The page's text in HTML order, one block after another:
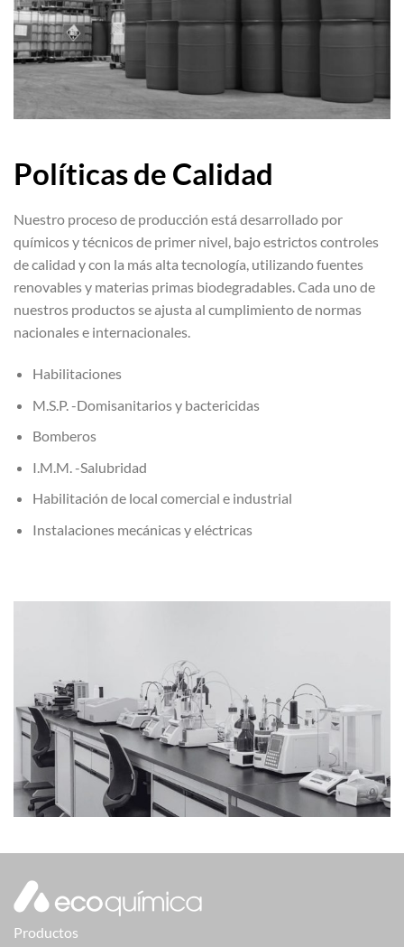
Políticas de Calidad
Nuestro proceso de producción está desarrollado por
químicos y técnicos de primer nivel, bajo estrictos controles
de calidad y con la más alta tecnología, utilizando fuentes
renovables y materias primas biodegradables. Cada uno de
nuestros productos se ajusta al cumplimiento de normas
nacionales e internacionales.
Habilitaciones
M.S.P. -Domisanitarios y bactericidas
Bomberos
I.M.M. -Salubridad
Habilitación de local comercial e industrial
Instalaciones mecánicas y eléctricas
Productos